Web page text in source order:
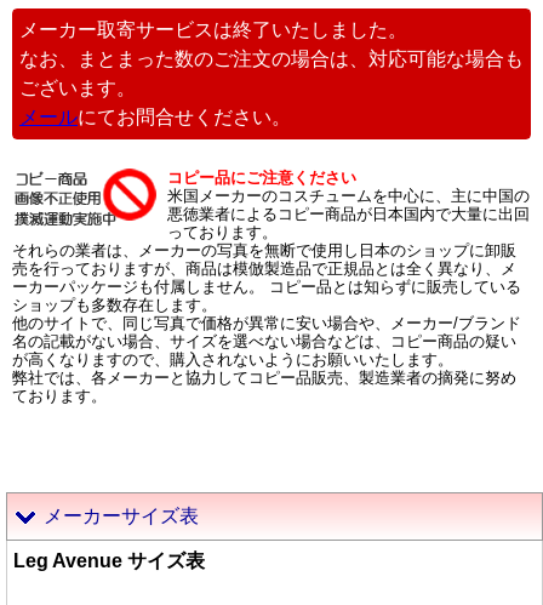
メーカー取寄サービスは終了いたしました。
なお、まとまった数のご注文の場合は、対応可能な場合も
ございます。
メールにてお問合せください。
コピー品にご注意ください
米国メーカーのコスチュームを中心に、主に中国の
悪徳業者によるコピー商品が日本国内で大量に出回
っております。
それらの業者は、メーカーの写真を無断で使用し日本のショップに卸販
売を行っておりますが、商品は模倣製造品で正規品とは全く異なり、メ
ーカーパッケージも付属しません。 コピー品とは知らずに販売している
ショップも多数存在します。
他のサイトで、同じ写真で価格が異常に安い場合や、メーカー/ブランド
名の記載がない場合、サイズを選べない場合などは、コピー商品の疑い
が高くなりますので、購入されないようにお願いいたします。
弊社では、各メーカーと協力してコピー品販売、製造業者の摘発に努め
ております。
メーカーサイズ表
Leg Avenue サイズ表